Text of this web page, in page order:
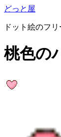
どっと屋
ドット絵のフ
桃色の